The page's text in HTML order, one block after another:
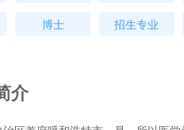
博士 招生专业
介